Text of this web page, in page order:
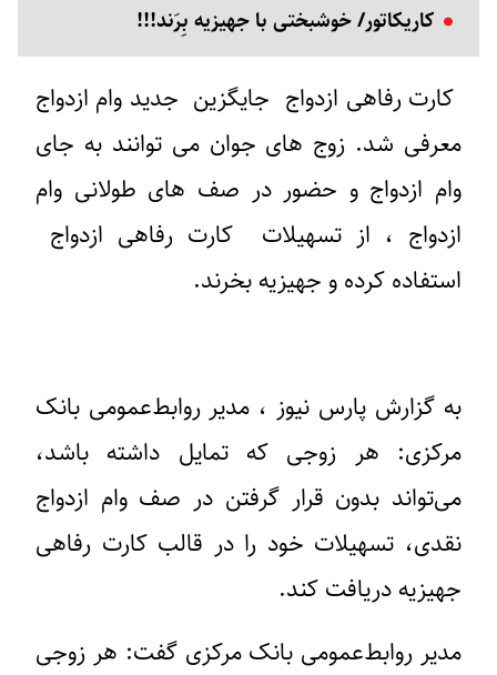
کاریکاتور/ خوشبختی با جهیزیه بِرَند!!!
کارت رفاهی ازدواج جایگزین جدید وام ازدواج
معرفی شد. زوج های جوان می توانند به جای
وام ازدواج و حضور در صف های طولانی وام
ازدواج ، از تسهیلات کارت رفاهی ازدواج
استفاده کرده و جهیزیه بخرند.
به گزارش پارس نیوز ، مدیر روابط‌عمومی بانک
مرکزی: هر زوجی که تمایل داشته باشد،
می‌تواند بدون قرار گرفتن در صف وام ازدواج
نقدی، تسهیلات خود را در قالب کارت رفاهی
جهیزیه دریافت کند.
مدیر روابط‌عمومی بانک مرکزی گفت: هر زوجی